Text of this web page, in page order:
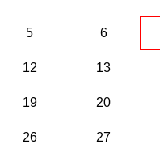
5 6
12 13
19 20
26 27